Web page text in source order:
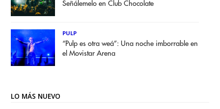
Señálemelo en Club Chocolate
PULP
“Pulp es otra weá”: Una noche imborrable en
el Movistar Arena
LO MÁS NUEVO